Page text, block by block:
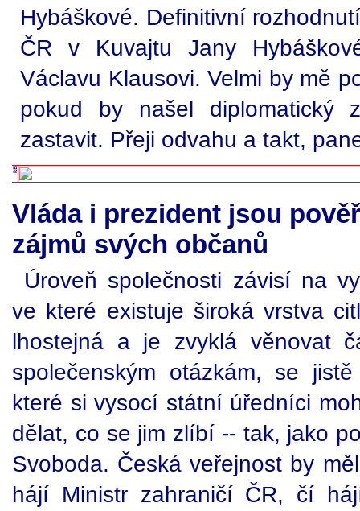
Hybáškové. Definitivní
ČR v Kuvajtu Jany
Václavu Klausovi. Velmi by mě
pokud by našel diplomatický
zastavit. Přeji odvahu a takt,
Vláda i prezident jsou
zájmů svých občanů
Úroveň společnosti závisí na
ve které existuje široká vrstva
lhostejná a je zvyklá věnovat
společenským otázkám, se
které si vysocí státní úředníci
dělat, co se jim zlíbí -- tak, jako
Svoboda. Česká veřejnost by
hájí Ministr zahraničí ČR, čí